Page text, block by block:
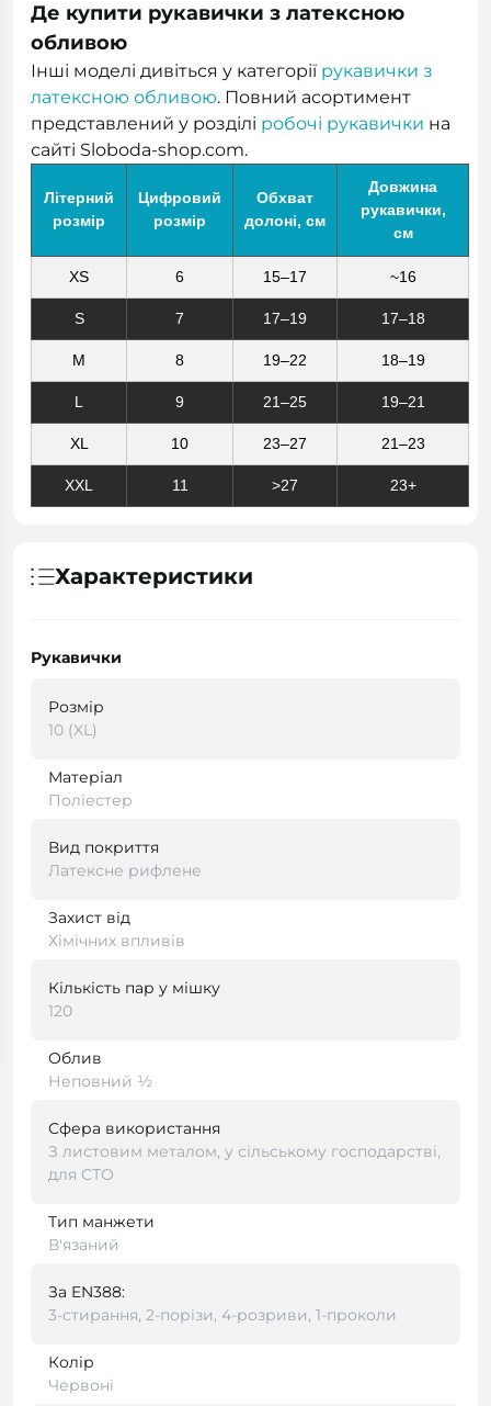
Де купити рукавички з латексною
обливою
Інші моделі дивіться у категорії рукавички з
латексною обливою. Повний асортимент
представлений у розділі робочі рукавички на
сайті Sloboda-shop.com.
Літерний
розмір
Цифровий
розмір
Обхват
долоні, см
Довжина
рукавички,
см
XS 6 15–17 ~16
S 7 17–19 17–18
M 8 19–22 18–19
L 9 21–25 19–21
XL 10 23–27 21–23
XXL 11 >27 23+
Характеристики
Рукавички
Розмір
10 (XL)
Матеріал
Поліестер
Вид покриття
Латексне рифлене
Захист від
Хімічних впливів
Кількість пар у мішку
120
Облив
Неповний ½
Сфера використання
З листовим металом, у сільському господарстві,
для СТО
Тип манжети
В'язаний
За EN388:
3-стирання, 2-порізи, 4-розриви, 1-проколи
Колір
Червоні